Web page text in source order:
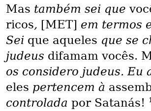
Mas também sei que
ricos, [MET] em termos
Sei que aqueles que se
judeus difamam vocês.
os considero judeus. Eu
eles pertencem à
controlada por Satanás!